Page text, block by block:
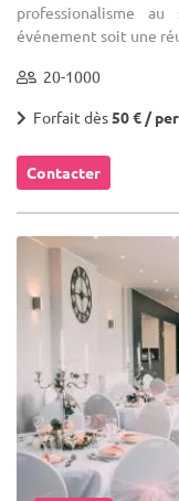
professionalisme
événement soit une
20-1000
Forfait dès50 € /
Contacter